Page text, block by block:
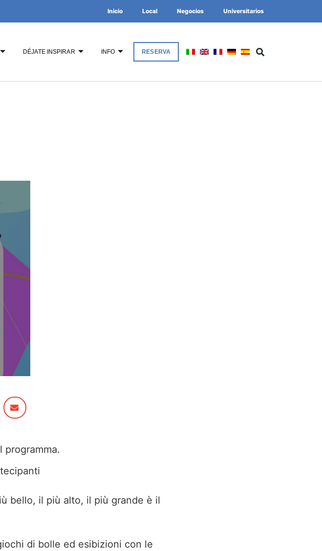
Inicio Local Negocios Universitarios
DÉJATE INSPIRAR INFO RESERVA
bello, il più alto, il più grande è il
di bolle ed esibizioni con le